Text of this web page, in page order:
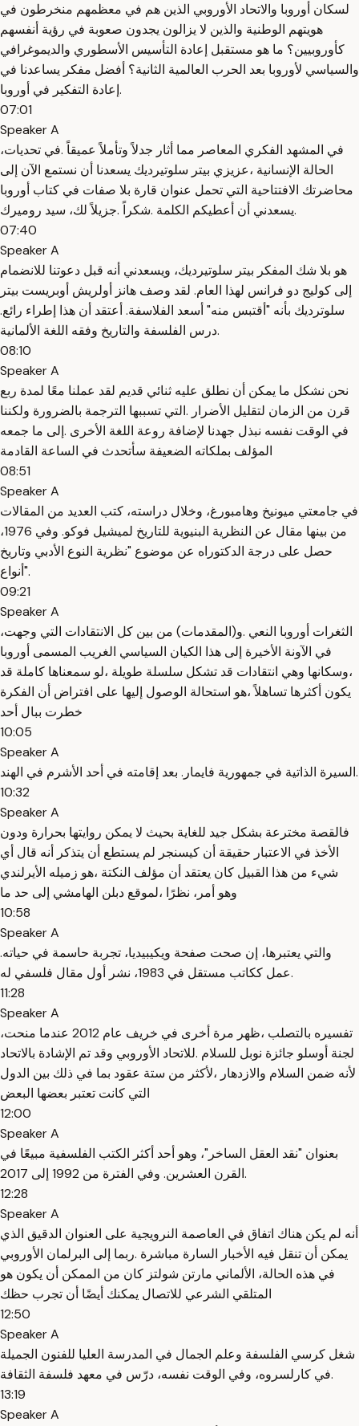
لسكان أوروبا والاتحاد الأوروبي الذين هم في معظمهم منخرطون في
هويتهم الوطنية والذين لا يزالون يجدون صعوبة في رؤية أنفسهم
كأوروبيين؟ ما هو مستقبل إعادة التأسيس الأسطوري والديموغرافي
والسياسي لأوروبا بعد الحرب العالمية الثانية؟ أفضل مفكر يساعدنا في
إعادة التفكير في أوروبا.
07:01
Speaker A
،في المشهد الفكري المعاصر مما أثار جدلاً وتأملاً عميقاً .في تحديات
الحالة الإنسانية ،عزيزي بيتر سلوتيرديك يسعدنا أن نستمع الآن إلى
محاضرتك الافتتاحية التي تحمل عنوان قارة بلا صفات في كتاب أوروبا
.يسعدني أن أعطيكم الكلمة .شكراً .جزيلاً لك، سيد روميرك
07:40
Speaker A
هو بلا شك المفكر بيتر سلوتيرديك، ويسعدني أنه قبل دعوتنا للانضمام
إلى كوليج دو فرانس لهذا العام. لقد وصف هانز أولريش أوبريست بيتر
سلوترديك بأنه "أقتبس منه" أسعد الفلاسفة. أعتقد أن هذا إطراء رائع.
درس الفلسفة والتاريخ وفقه اللغة الألمانية.
08:10
Speaker A
نحن نشكل ما يمكن أن نطلق عليه ثنائي قديم لقد عملنا معًا لمدة ربع
قرن من الزمان لتقليل الأضرار .التي تسببها الترجمة بالضرورة ولكننا
في الوقت نفسه نبذل جهدنا لإضافة روعة اللغة الأخرى .إلى ما جمعه
المؤلف بملكاته الضعيفة سأتحدث في الساعة القادمة
08:51
Speaker A
في جامعتي ميونيخ وهامبورغ، وخلال دراسته، كتب العديد من المقالات
من بينها مقال عن النظرية البنيوية للتاريخ لميشيل فوكو. وفي 1976،
حصل على درجة الدكتوراه عن موضوع "نظرية النوع الأدبي وتاريخ
أنواع".
09:21
Speaker A
،الثغرات أوروبا النعي .و(المقدمات) من بين كل الانتقادات التي وجهت
في الآونة الأخيرة إلى هذا الكيان السياسي الغريب المسمى أوروبا
،وسكانها وهي انتقادات قد تشكل سلسلة طويلة ،لو سمعناها كاملة قد
يكون أكثرها تساهلاً ،هو استحالة الوصول إليها على افتراض أن الفكرة
خطرت ببال أحد
10:05
Speaker A
السيرة الذاتية في جمهورية فايمار. بعد إقامته في أحد الأشرم في الهند.
10:32
Speaker A
فالقصة مخترعة بشكل جيد للغاية بحيث لا يمكن روايتها بحرارة ودون
الأخذ في الاعتبار حقيقة أن كيسنجر لم يستطع أن يتذكر أنه قال أي
شيء من هذا القبيل كان يعتقد أن مؤلف النكتة ،هو زميله الأيرلندي
وهو أمر، نظرًا ،لموقع دبلن الهامشي إلى حد ما
10:58
Speaker A
والتي يعتبرها، إن صحت صفحة ويكيبيديا، تجربة حاسمة في حياته.
عمل ككاتب مستقل في 1983، نشر أول مقال فلسفي له.
11:28
Speaker A
،تفسيره بالتصلب ،ظهر مرة أخرى في خريف عام 2012 عندما منحت
لجنة أوسلو جائزة نوبل للسلام .للاتحاد الأوروبي وقد تم الإشادة بالاتحاد
لأنه ضمن السلام والازدهار ،لأكثر من ستة عقود بما في ذلك بين الدول
التي كانت تعتبر بعضها البعض
12:00
Speaker A
بعنوان "نقد العقل الساخر"، وهو أحد أكثر الكتب الفلسفية مبيعًا في
القرن العشرين. وفي الفترة من 1992 إلى 2017.
12:28
Speaker A
أنه لم يكن هناك اتفاق في العاصمة النرويجية على العنوان الدقيق الذي
يمكن أن تنقل فيه الأخبار السارة مباشرة .ربما إلى البرلمان الأوروبي
في هذه الحالة، الألماني مارتن شولتز كان من الممكن أن يكون هو
المتلقي الشرعي للاتصال يمكنك أيضًا أن تجرب حظك
12:50
Speaker A
شغل كرسي الفلسفة وعلم الجمال في المدرسة العليا للفنون الجميلة
في كارلسروه، وفي الوقت نفسه، درّس في معهد فلسفة الثقافة.
13:19
Speaker A